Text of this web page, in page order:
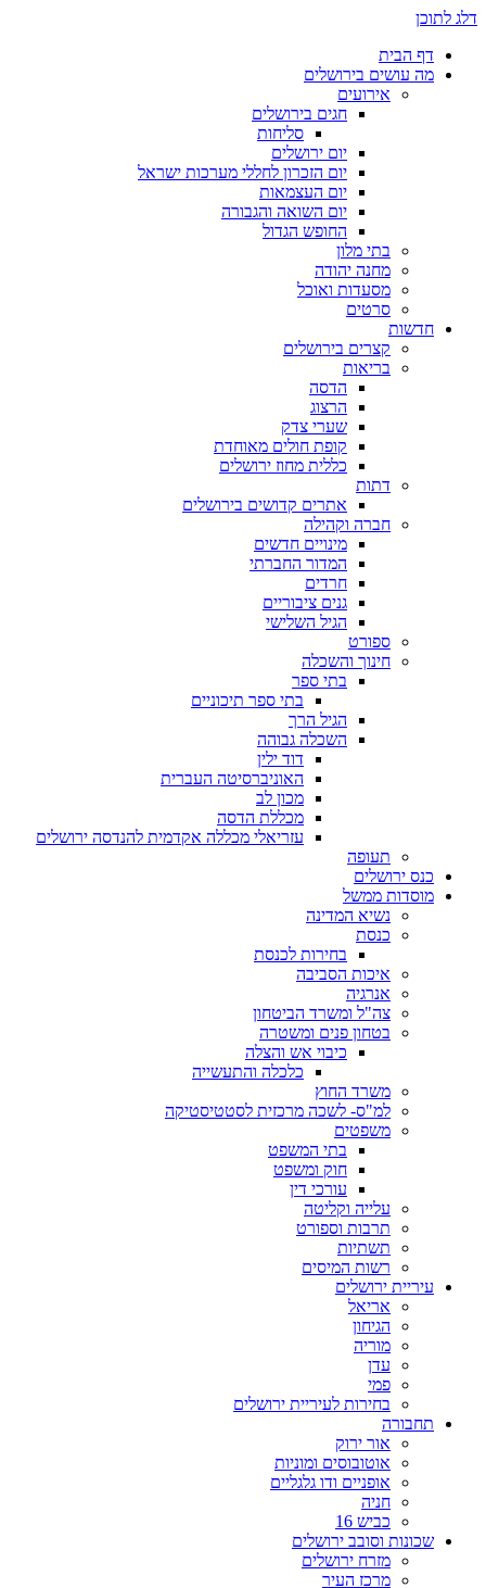
דלג לתוכן
דף הבית
מה עושים בירושלים
אירועים
חגים בירושלים
סליחות
יום ירושלים
יום הזכרון לחללי מערכות ישראל
יום העצמאות
יום השואה והגבורה
החופש הגדול
בתי מלון
מחנה יהודה
מסעדות ואוכל
סרטים
חדשות
קצרים בירושלים
בריאות
הדסה
הרצוג
שערי צדק
קופת חולים מאוחדת
כללית מחוז ירושלים
דתות
אתרים קדושים בירושלים
חברה וקהילה
מינויים חדשים
המדור החברתי
חרדים
גנים ציבוריים
הגיל השלישי
ספורט
חינוך והשכלה
בתי ספר
בתי ספר תיכוניים
הגיל הרך
השכלה גבוהה
דוד ילין
האוניברסיטה העברית
מכון לב
מכללת הדסה
עזריאלי מכללה אקדמית להנדסה ירושלים
תעופה
כנס ירושלים
מוסדות ממשל
נשיא המדינה
כנסת
בחירות לכנסת
איכות הסביבה
אנרגיה
צה"ל ומשרד הביטחון
בטחון פנים ומשטרה
כיבוי אש והצלה
כלכלה והתעשייה
משרד החוץ
למ"ס- לשכה מרכזית לסטטיסטיקה
משפטים
בתי המשפט
חוק ומשפט
עורכי דין
עלייה וקליטה
תרבות וספורט
תשתיות
רשות המיסים
עיריית ירושלים
אריאל
הגיחון
מוריה
עדן
פמי
בחירות לעיריית ירושלים
תחבורה
אור ירוק
אוטובוסים ומוניות
אופניים ודו גלגליים
חניה
כביש 16
שכונות וסובב ירושלים
מזרח ירושלים
מרכז העיר